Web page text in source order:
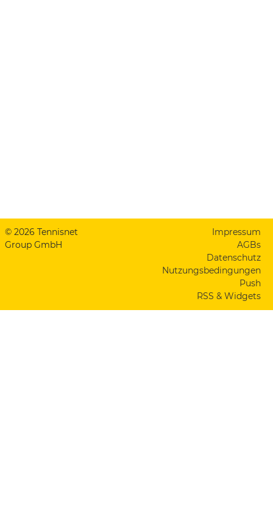
© 2026 Tennisnet
Group GmbH
Impressum
AGBs
Datenschutz
Nutzungsbedingungen
Push
RSS & Widgets